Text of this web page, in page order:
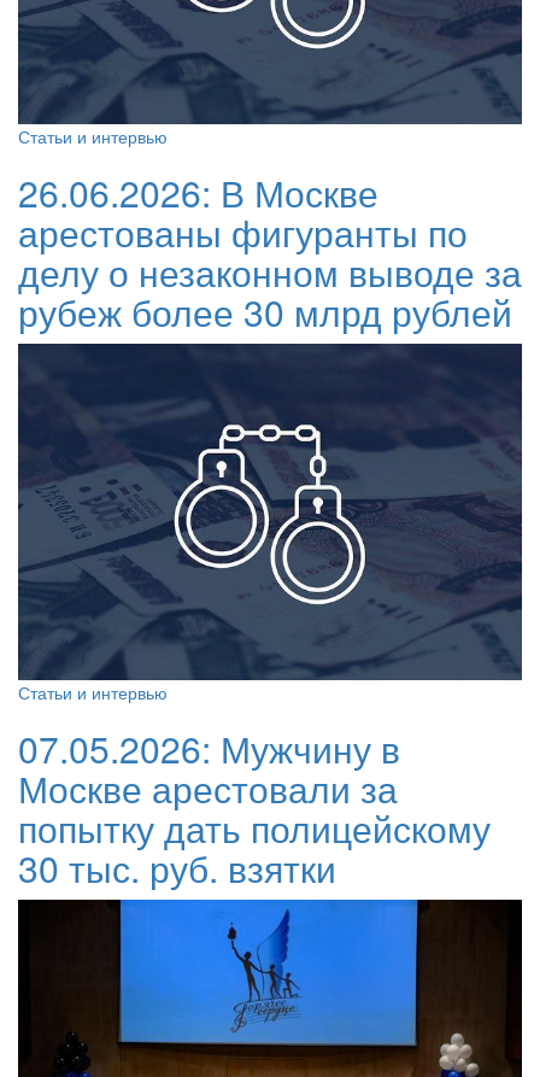
Статьи и интервью
26.06.2026: В Москве
арестованы фигуранты по
делу о незаконном выводе за
рубеж более 30 млрд рублей
Статьи и интервью
07.05.2026: Мужчину в
Москве арестовали за
попытку дать полицейскому
30 тыс. руб. взятки